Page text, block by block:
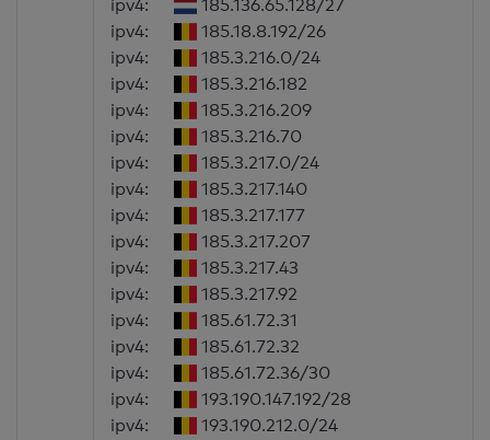
ipv4:
185.136.65.128/27
ipv4:
185.18.8.192/26
ipv4:
185.3.216.0/24
ipv4:
185.3.216.182
ipv4:
185.3.216.209
ipv4:
185.3.216.70
ipv4:
185.3.217.0/24
ipv4:
185.3.217.140
ipv4:
185.3.217.177
ipv4:
185.3.217.207
ipv4:
185.3.217.43
ipv4:
185.3.217.92
ipv4:
185.61.72.31
ipv4:
185.61.72.32
ipv4:
185.61.72.36/30
ipv4:
193.190.147.192/28
ipv4:
193.190.212.0/24